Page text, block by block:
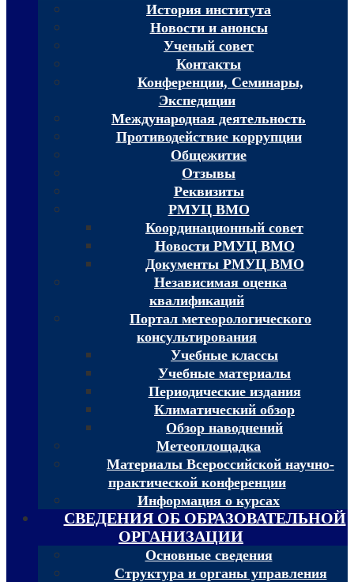
История института
Новости и анонсы
Ученый совет
Контакты
Конференции, Семинары,
Экспедиции
Международная деятельность
Противодействие коррупции
Общежитие
Отзывы
Реквизиты
РМУЦ ВМО
Координационный совет
Новости РМУЦ ВМО
Документы РМУЦ ВМО
Независимая оценка
квалификаций
Портал метеорологического
консультирования
Учебные классы
Учебные материалы
Периодические издания
Климатический обзор
Обзор наводнений
Метеоплощадка
Материалы Всероссийской научно-
практической конференции
Информация о курсах
СВЕДЕНИЯ ОБ ОБРАЗОВАТЕЛЬНОЙ
ОРГАНИЗАЦИИ
Основные сведения
Структура и органы управления